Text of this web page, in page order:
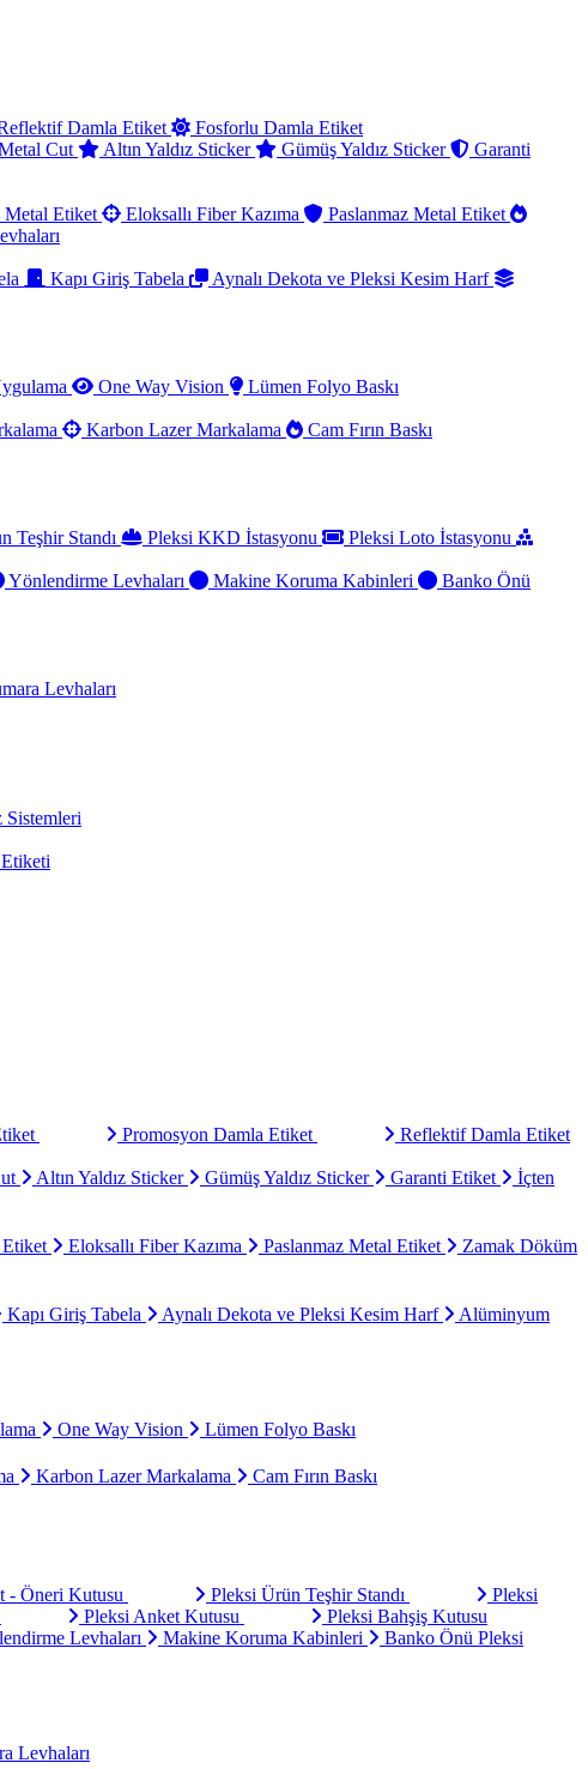
Damla Etiket
Fosforlu Damla Etiket
Cut Altın Yaldız Sticker Gümüş Yaldız Sticker
Garanti
Etiket Eloksallı Fiber Kazıma
Paslanmaz Metal Etiket
Kapı Giriş Tabela
Aynalı Dekota ve Pleksi Kesim Harf
One Way Vision
Lümen Folyo Baskı
Karbon Lazer Markalama
Cam Fırın Baskı
Teşhir Standı Pleksi KKD İstasyonu
Pleksi Loto İstasyonu
Yönlendirme Levhaları Makine Koruma Kabinleri
Banko Önü
Levhaları
Promosyon Damla Etiket
Reflektif Damla Etiket
Altın Yaldız Sticker Gümüş Yaldız Sticker Garanti Etiket
İçten
Eloksallı Fiber Kazıma Paslanmaz Metal Etiket
Zamak Döküm
Kapı Giriş Tabela Aynalı Dekota ve Pleksi Kesim Harf
Alüminyum
One Way Vision Lümen Folyo Baskı
Karbon Lazer Markalama Cam Fırın Baskı
- Öneri Kutusu Pleksi Ürün Teşhir Standı
Pleksi
Pleksi Anket Kutusu
Pleksi Bahşiş Kutusu
Levhaları Makine Koruma Kabinleri
Banko Önü Pleksi
Levhaları